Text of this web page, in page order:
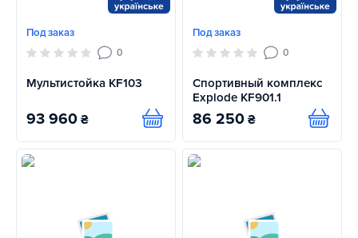
Под заказ
0
Мультистойка KF103
93 960 ₴ Купить
Под заказ
0
Спортивный комплекс
Explode KF901.1
86 250 ₴ Купить